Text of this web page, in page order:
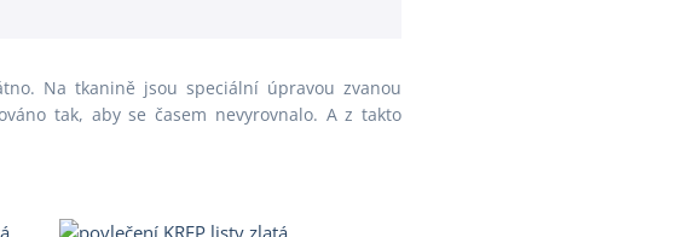
Na tkanině jsou speciální úpravou zvanou
tak, aby se časem nevyrovnalo. A z takto